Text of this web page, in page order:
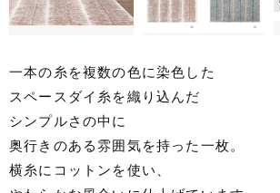
一本の糸を複数の色に染色した
スペースダイ糸を織り込んだ
シンプルさの中に
奥行きのある雰囲気を持った一枚。
横糸にコットンを使い、